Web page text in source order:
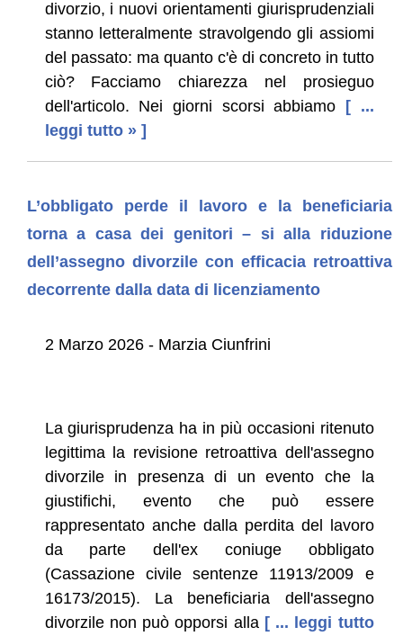
divorzio, i nuovi orientamenti giurisprudenziali
stanno letteralmente stravolgendo gli assiomi
del passato: ma quanto c'è di concreto in tutto
ciò? Facciamo chiarezza nel prosieguo
dell'articolo. Nei giorni scorsi abbiamo [ ...
leggi tutto » ]
L’obbligato perde il lavoro e la beneficiaria
torna a casa dei genitori – si alla riduzione
dell’assegno divorzile con efficacia retroattiva
decorrente dalla data di licenziamento
2 Marzo 2026 - Marzia Ciunfrini
La giurisprudenza ha in più occasioni ritenuto
legittima la revisione retroattiva dell'assegno
divorzile in presenza di un evento che la
giustifichi, evento che può essere
rappresentato anche dalla perdita del lavoro
da parte dell'ex coniuge obbligato
(Cassazione civile sentenze 11913/2009 e
16173/2015). La beneficiaria dell'assegno
divorzile non può opporsi alla [ ... leggi tutto